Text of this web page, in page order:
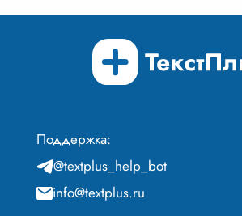
Поддержка:
@textplus_help_bot
info@textplus.ru